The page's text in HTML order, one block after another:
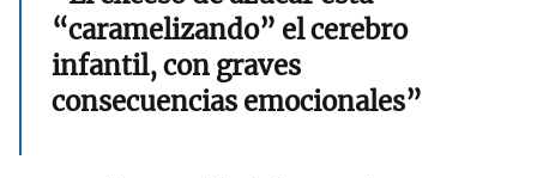
“caramelizando” el cerebro
infantil, con graves
consecuencias emocionales”